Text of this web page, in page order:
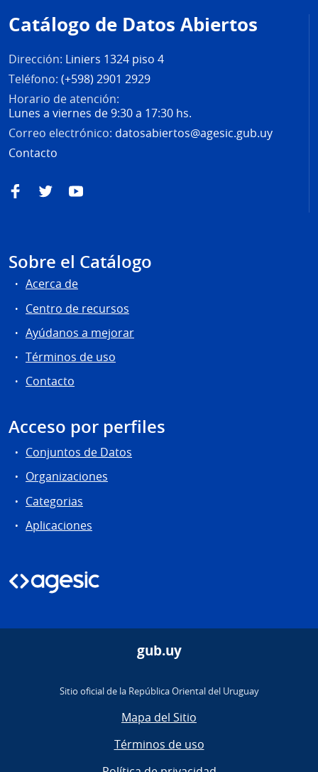
de
página
Catálogo de Datos Abiertos
Dirección: Liniers 1324 piso 4
Teléfono: (+598) 2901 2929
Horario de atención:
Lunes a viernes de 9:30 a 17:30 hs.
Correo electrónico: datosabiertos@agesic.gub.uy
Contacto
FacebookTwitterYouTube
Sobre el Catálogo
Acerca de
Centro de recursos
Ayúdanos a mejorar
Términos de uso
Contacto
Acceso por perfiles
Conjuntos de Datos
Organizaciones
Categorias
Aplicaciones
gub.uy
Sitio oficial de la República Oriental del Uruguay
Mapa del Sitio
Términos de uso